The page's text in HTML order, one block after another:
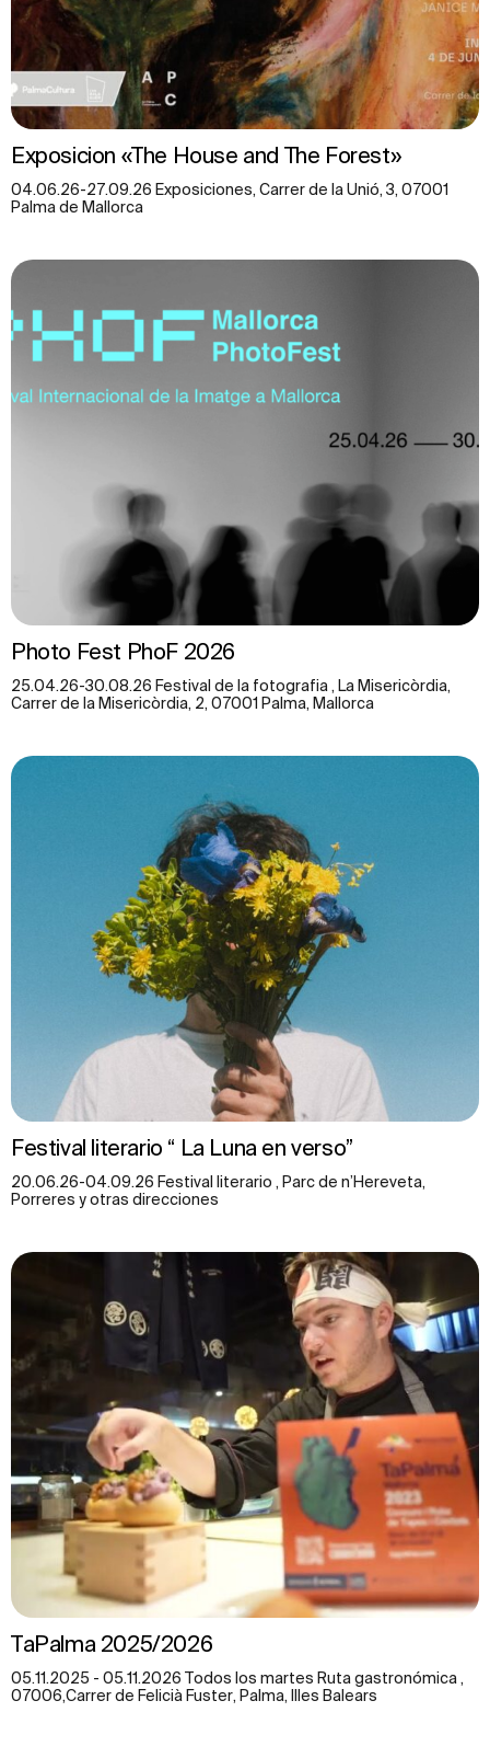
Exposicion «The House and The Forest»
04.06.26-27.09.26 Exposiciones, Carrer de la Unió, 3, 07001
Palma de Mallorca
Photo Fest PhoF 2026
25.04.26-30.08.26 Festival de la fotografia , La Misericòrdia,
Carrer de la Misericòrdia, 2, 07001 Palma, Mallorca
Festival literario “ La Luna en verso”
20.06.26-04.09.26 Festival literario , Parc de n’Hereveta,
Porreres y otras direcciones
TaPalma 2025/2026
05.11.2025 - 05.11.2026 Todos los martes Ruta gastronómica ,
07006,Carrer de Felicià Fuster, Palma, Illes Balears